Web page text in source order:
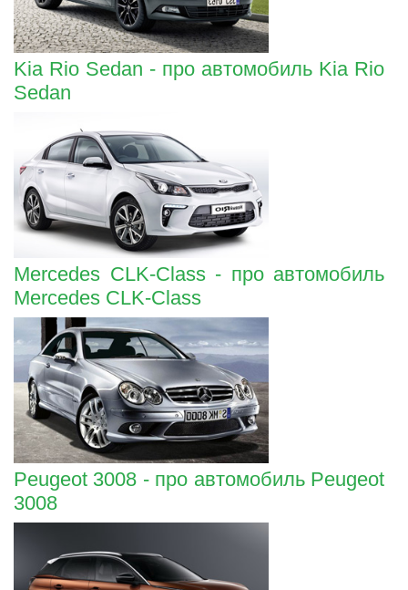
Kia Rio Sedan - про автомобиль Kia Rio
Sedan
Mercedes CLK-Class - про автомобиль
Mercedes CLK-Class
Peugeot 3008 - про автомобиль Peugeot
3008